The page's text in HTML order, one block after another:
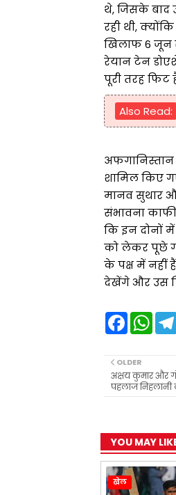
थे, जिसके
रही थी,
खिलाफ 6 जून
रेयान टेन
पूरी तरह
Also Read:
शामिल किए
मानव सुथार
संभावना
कि इन दोनों
को लेकर पूछे
के पक्ष में नहीं
देखेंगे और उस
F
a
b
o
o
W
A
p
p
OLDER
अक्षय कुमार और
पहलाज निहलानी
YOU MAY
खेल